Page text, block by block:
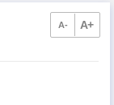
A- A+